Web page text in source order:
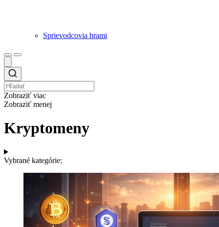
Sprievodcovia hrami
Zobraziť viac
Zobraziť menej
Kryptomeny
Vybrané kategórie: